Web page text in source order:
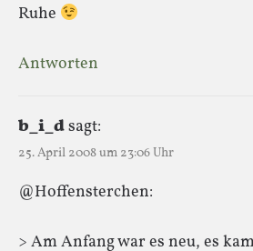
Ruhe
Antworten
b_i_dsagt:
25. April 2008 um 23:06 Uhr
@Hoffensterchen:
> Am Anfang war es neu, es